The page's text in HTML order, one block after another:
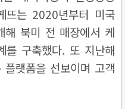
뜨는 2020년부터 미국
해 북미 전 매장에서 케
를 구축했다. 또 지난해
랫폼을 선보이며 고객